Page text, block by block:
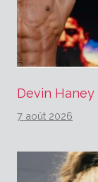
Devin
7 août 2026